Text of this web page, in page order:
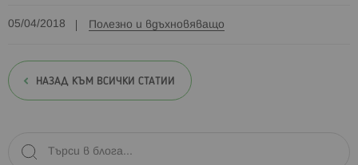
05/04/2018 Полезно и вдъхновяващо
НАЗАД КЪМ ВСИЧКИ СТАТИИ